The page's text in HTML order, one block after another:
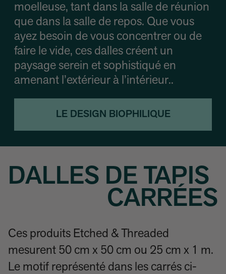
moelleuse, tant dans la salle de réunion
que dans la salle de repos. Que vous
ayez besoin de vous concentrer ou de
faire le vide, ces dalles créent un
paysage serein et sophistiqué en
amenant l’extérieur à l’intérieur..
LE DESIGN BIOPHILIQUE
DALLES DE TAPIS
CARRÉES
Ces produits Etched & Threaded
mesurent 50 cm x 50 cm ou 25 cm x 1 m.
Le motif représenté dans les carrés ci-